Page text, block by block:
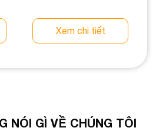
Xem chi tiết
NÓI GÌ VỀ CHÚNG TÔI